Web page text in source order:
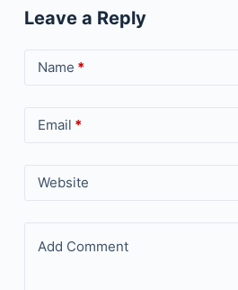
Leave a Reply
Name *
Email *
Website
Add Comment